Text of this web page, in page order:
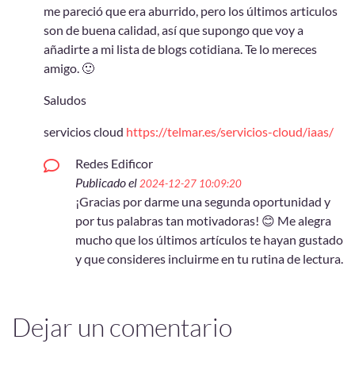
me pareció que era aburrido, pero los últimos articulos
son de buena calidad, así que supongo que voy a
añadirte a mi lista de blogs cotidiana. Te lo mereces
amigo. 🙂
Saludos
servicios cloud https://telmar.es/servicios-cloud/iaas/
Redes Edificor
Publicado el 2024-12-27 10:09:20
¡Gracias por darme una segunda oportunidad y
por tus palabras tan motivadoras! 😊 Me alegra
mucho que los últimos artículos te hayan gustado
y que consideres incluirme en tu rutina de lectura.
Dejar un comentario